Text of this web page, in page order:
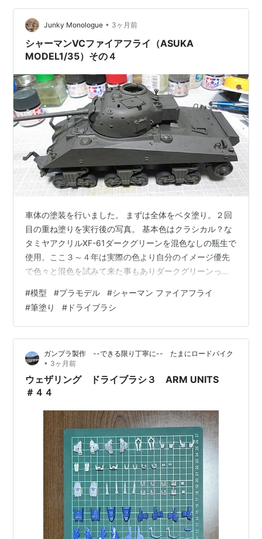
Junky Monologue • 3ヶ月前
シャーマンVCファイアフライ（ASUKA
MODEL1/35）その４
車体の塗装を行いました。 まずは全体をベタ塗り。２回
目の重ね塗りを実行後の写真。 基本色はクラシカル？な
タミヤアクリルXF-61ダークグリーンを混色なしの瓶生で
使用。ここ３～４年は実際の色より自分のイメージ優先
で色々と混色を試みて来た事もありダークグリーンって
が、調色するのは面倒臭いのでこのまま行きます。 実は
ダークグリーンを選んだのはドライブラシ前提で考えた
時、濃いめの色の方が効果を出し易いと思ったからであ
りました。 Gooブログ時代からのお馴染みさんには「懲
りずにまたやってるよ」って感じのドライブラシではあ
りますが、はてなで読者になってくだ…
#模型 #プラモデル #シャーマン ファイアフライ
#筆塗り # ドライブラシ
ガンプラ製作 --できる限り丁寧に-- たまにロードバイク
• 3ヶ月前
ウェザリング ドライブラシ３ ARM UNITS
＃４４